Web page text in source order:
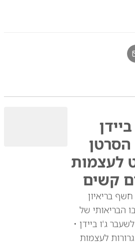
לעצמות
קשים
בריאיון
הבריאותי של
ג'ו ביידן •
לעצמות